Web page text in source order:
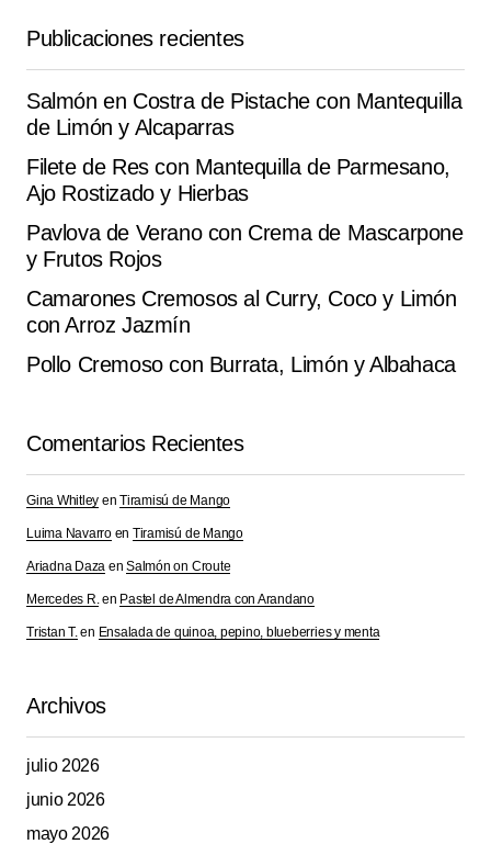
agosto 30, 2025 at 3:36 am
Qué buena idea . quedó muy rendidora y perfecta
para compartir.
agosto 31, 2025 at 9:38 am
Responder
Súper receta esta de ‘Cazuela de Verduras Asadas
quedó aún mejor.
Hedy Gute
septiembre 7, 2025 at 9:25 am
marcados con
Comment
Publicaciones recientes
Salmón en Costra de Pistache con Mantequilla
de Limón y Alcaparras
Filete de Res con Mantequilla de Parmesano,
Ajo Rostizado y Hierbas
Pavlova de Verano con Crema de Mascarpone
y Frutos Rojos
Camarones Cremosos al Curry, Coco y Limón
con Arroz Jazmín
Pollo Cremoso con Burrata, Limón y Albahaca
Comentarios Recientes
Gina Whitley enTiramisú de Mango
Luima Navarroen Tiramisú de Mango
Ariadna Daza enSalmón on Croute
Mercedes R. en Pastel de Almendra con Arandano
Tristan T. en Ensalada de quinoa, pepino, blueberries y menta
Archivos
julio 2026
junio 2026
mayo 2026